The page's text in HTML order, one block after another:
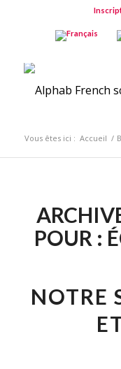
Vous êtes ici : Accueil /
POUR :
NOTRE